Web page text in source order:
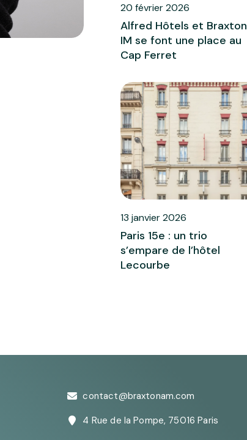
20 février 2026
Alfred Hôtels et Braxton
IM se font une place au
Cap Ferret
13 janvier 2026
Paris 15e : un trio
s’empare de l’hôtel
Lecourbe
contact@braxtonam.com
4 Rue de la Pompe, 75016 Paris